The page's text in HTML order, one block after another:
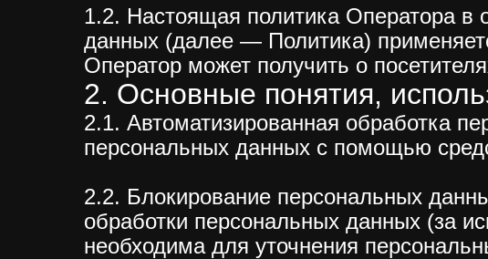
1.2. Настоящая политика Оператора в
данных (далее — Политика)
Оператор может получить о
2. Основные понятия,
2.1. Автоматизированная обработка
персональных данных с помощью
2.2. Блокирование персональных
обработки персональных данных (за
необходима для уточнения